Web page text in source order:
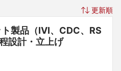
更新順
製品（IVI、CDC、RS
設計・立上げ